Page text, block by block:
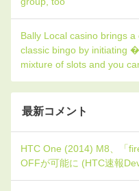
Bally Local casino brings
classic bingo by initiating
mixture of slots and you
最新コメント